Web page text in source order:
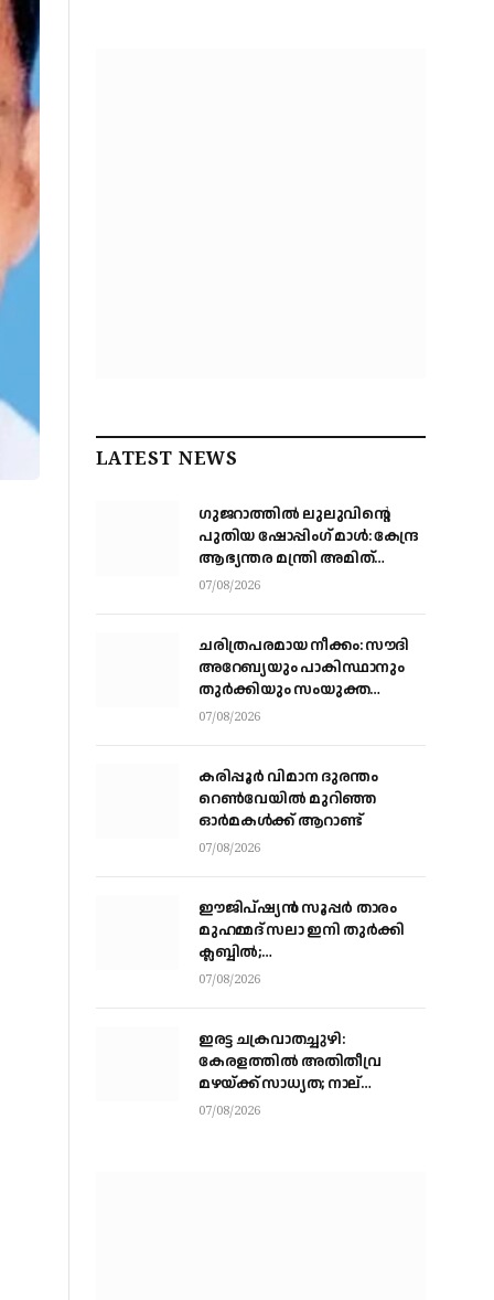
LATEST NEWS
ഗുജറാത്തിൽ ലുലുവിന്റെ
പുതിയ ഷോപ്പിംഗ് മാൾ: കേന്ദ്ര
ആഭ്യന്തര മന്ത്രി അമിത്
ഷായുമായി കൂടിക്കാഴ്ച
07/08/2026
ചരിത്രപരമായ നീക്കം: സൗദി
അറേബ്യയും പാകിസ്ഥാനും
തുർക്കിയും സംയുക്ത
പ്രതിരോധ കരാറിൽ
07/08/2026
കരിപ്പൂര്‍ വിമാന ദുരന്തം
റെണ്‍വേയില്‍ മുറിഞ്ഞ
ഓര്‍മകള്‍ക്ക് ആറാണ്ട്
07/08/2026
ഈജിപ്ഷ്യന്‍ സൂപ്പര്‍ താരം
മുഹമ്മദ് സലാ ഇനി തുര്‍ക്കി
ക്ലബ്ബില്‍;
ട്രാബ്‌സണ്‍സ്‌പോറിലെ കരാര്‍
07/08/2026
ഇരട്ട ചക്രവാതച്ചുഴി:
കേരളത്തില്‍ അതിതീവ്ര
മഴയ്ക്ക് സാധ്യത; നാല്
ജില്ലകളില്‍ റെഡ് അലര്‍ട്ട്
07/08/2026